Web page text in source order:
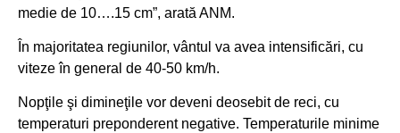
medie de 10….15 cm”, arată ANM.
În majoritatea regiunilor, vântul va avea intensificări, cu
viteze în general de 40-50 km/h.
Nopţile şi dimineţile vor deveni deosebit de reci, cu
temperaturi preponderent negative. Temperaturile minime